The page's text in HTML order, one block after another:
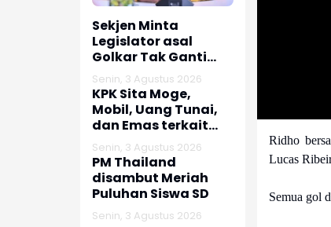
Sekjen Minta
Legislator asal
Golkar Tak Ganti
Nomor HP usai Jadi
Dewan
Senin, 3 Agustus 2026
KPK Sita Moge,
Mobil, Uang Tunai,
dan Emas terkait
Kasus Korupsi
Bupati Pemalang
Senin, 3 Agustus 2026
PM Thailand
disambut Meriah
Puluhan Siswa SD
Senin, 3 Agustus 2026
Ridho
Lucas
Semua gol